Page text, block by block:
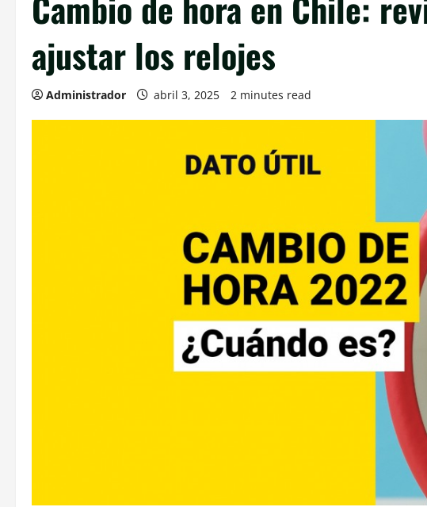
ajustar los relojes
Administrador abril 3, 2025 2 minutes read